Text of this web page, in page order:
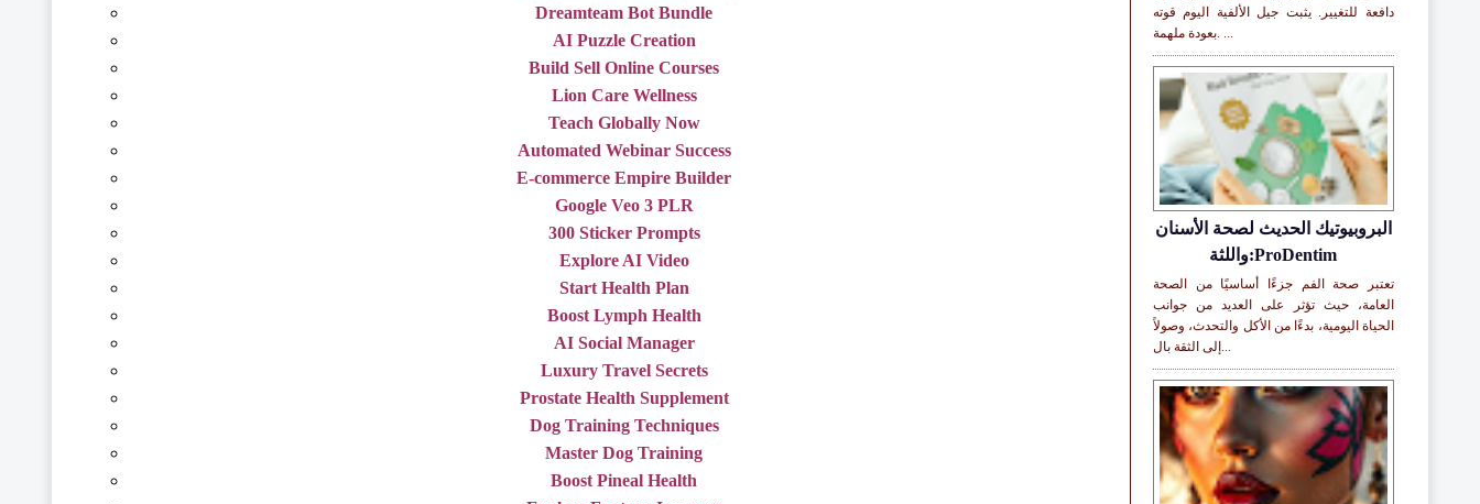
Dreamteam Bot Bundle
AI Puzzle Creation
Build Sell Online Courses
Lion Care Wellness
Teach Globally Now
Automated Webinar Success
E-commerce Empire Builder
Google Veo 3 PLR
300 Sticker Prompts
Explore AI Video
Start Health Plan
Boost Lymph Health
AI Social Manager
Luxury Travel Secrets
Prostate Health Supplement
Dog Training Techniques
Master Dog Training
Boost Pineal Health
دافعة للتغيير. يثبت جيل الألفية اليوم قوته
بعودة ملهمة. ...
البروبيوتيك الحديث لصحة الأسنان
واللثة:ProDentim
تعتبر صحة الفم جزءًا أساسيًا من الصحة
العامة، حيث تؤثر على العديد من جوانب
الحياة اليومية، بدءًا من الأكل والتحدث، وصولاً
إلى الثقة بال...